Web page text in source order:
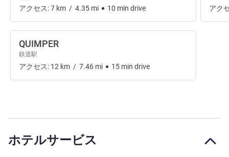
アクセス:7 km / 4.35 mi 10 min drive
QUIMPER
鉄道駅
アクセス: 12 km / 7.46 mi 15 min drive
アク
ホテルサービス